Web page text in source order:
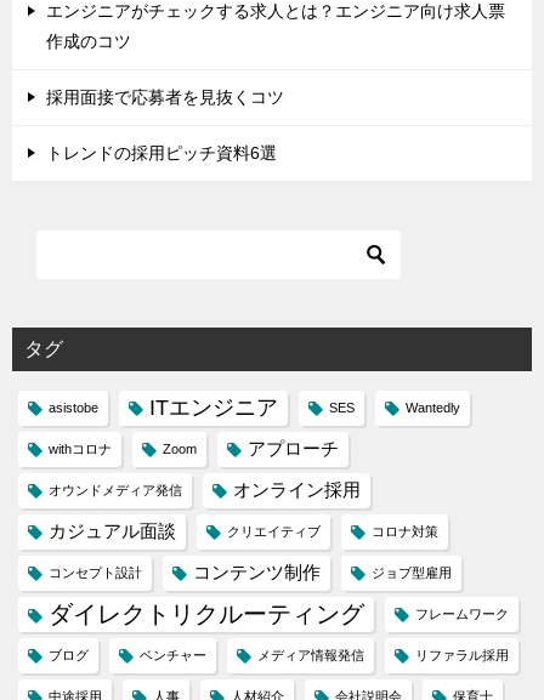
エンジニアがチェックする求人とは？エンジニア向け求人票
作成のコツ
採用面接で応募者を見抜くコツ
トレンドの採用ピッチ資料6選
タグ
asistobe ITエンジニア SES Wantedly
withコロナ Zoom アプローチ
オウンドメディア発信 オンライン採用
カジュアル面談 クリエイティブ コロナ対策
コンセプト設計 コンテンツ制作 ジョブ型雇用
ダイレクトリクルーティング フレームワーク
ブログ ベンチャー メディア情報発信 リファラル採用
中途採用 人事 人材紹介 会社説明会 保育士